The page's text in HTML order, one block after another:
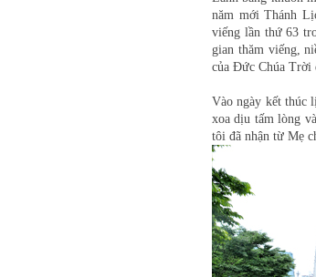
năm mới Thánh
viếng lần thứ 63
gian thăm viếng,
của Đức Chúa Trời
Vào ngày kết thúc
xoa dịu tấm lòng
tôi đã nhận từ Mẹ